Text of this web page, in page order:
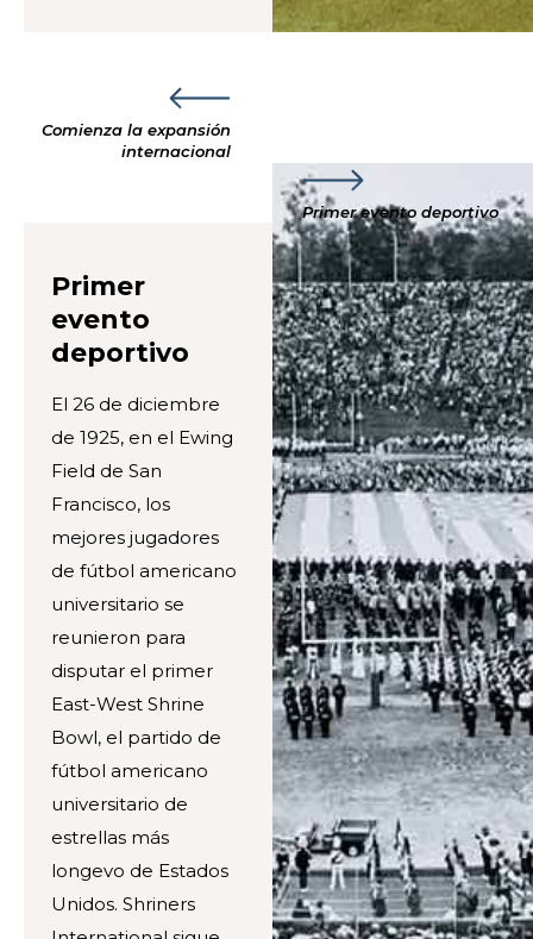
Comienza la expansión
internacional
Primer evento deportivo
Primer
evento
deportivo
El 26 de diciembre
de 1925, en el Ewing
Field de San
Francisco, los
mejores jugadores
de fútbol americano
universitario se
reunieron para
disputar el primer
East-West Shrine
Bowl, el partido de
fútbol americano
universitario de
estrellas más
longevo de Estados
Unidos. Shriners